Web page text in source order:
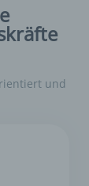
und